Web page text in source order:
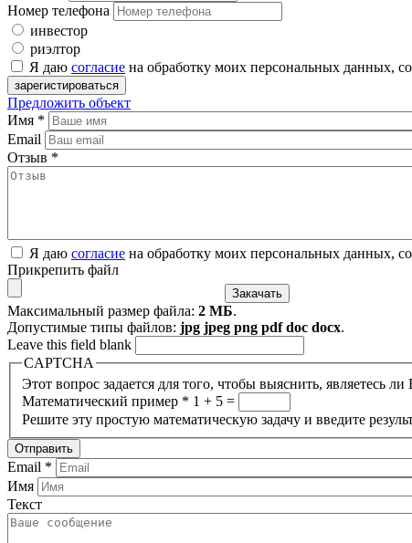
Номер телефона
инвестор
риэлтор
Я даю согласие на обработку моих персональных данных,
Предложить объект
Имя *
Email
Отзыв *
Я даю согласие на обработку моих персональных данных,
Прикрепить файл
Максимальный размер файла: 2 МБ.
Допустимые типы файлов: jpg jpeg png pdf doc docx.
Leave this field blank
CAPTCHA
Этот вопрос задается для того, чтобы выяснить, являетесь
Математический пример * 1 + 5 =
Решите эту простую математическую задачу и введите
Email *
Имя
Текст